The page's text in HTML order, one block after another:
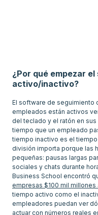
¿Por qué empezar
activo/inactivo?
El software de seguimiento
empleados están activos
del teclado y el ratón en
tiempo que un empleado
tiempo inactivo es el
división importa porque las
pequeñas: pausas largas
sociales y chats durante
Business School encontró
empresas $100 mil millones
tiempo activo como el
empleadores puedan ver
actuar con números reales